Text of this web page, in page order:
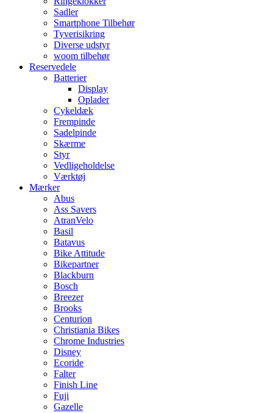
Sadler
Smartphone Tilbehør
Tyverisikring
Diverse udstyr
woom tilbehør
Reservedele
Batterier
Display
Oplader
Cykeldæk
Frempinde
Sadelpinde
Skærme
Styr
Vedligeholdelse
Værktøj
Mærker
Abus
Ass Savers
AtranVelo
Basil
Batavus
Bike Attitude
Bikepartner
Blackburn
Bosch
Breezer
Brooks
Centurion
Christiania Bikes
Chrome Industries
Disney
Ecoride
Falter
Finish Line
Fuji
Gazelle